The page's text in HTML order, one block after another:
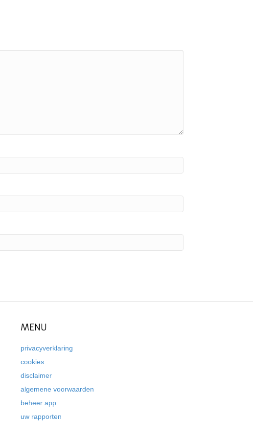
MENU
privacyverklaring
cookies
disclaimer
algemene voorwaarden
beheer app
uw rapporten